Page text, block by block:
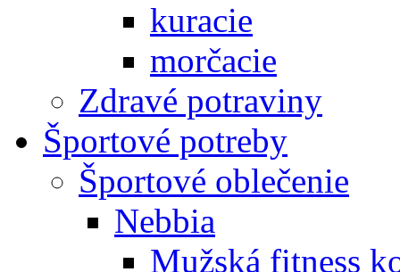
kuracie
morčacie
Zdravé potraviny
Športové potreby
Športové oblečenie
Nebbia
Mužská fitness